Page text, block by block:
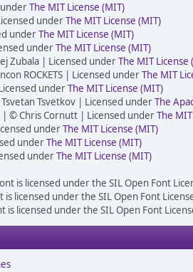
The MIT License (MIT)
underThe MIT License (MIT)
underThe MIT License (MIT)
underThe MIT License (MIT)
Zubala | Licensed underThe MIT License
ROCKETS | Licensed underThe MIT
underThe MIT License (MIT)
Tsvetkov | Licensed underThe
| © Chris Cornutt | Licensed underThe
underThe MIT License (MIT)
underThe MIT License (MIT)
underThe MIT License (MIT)
is licensed under the SIL Open Font
licensed under the SIL Open Font
licensed under the SIL Open Font